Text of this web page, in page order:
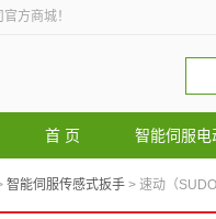
方商城！
首 页 智能伺服电
智能伺服传感式扳手 > 速动（